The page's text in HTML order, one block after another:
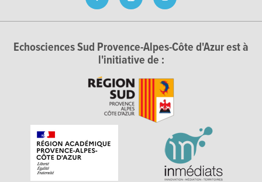
Echosciences Sud Provence-Alpes-Côte d'Azur est à
l'initiative de :